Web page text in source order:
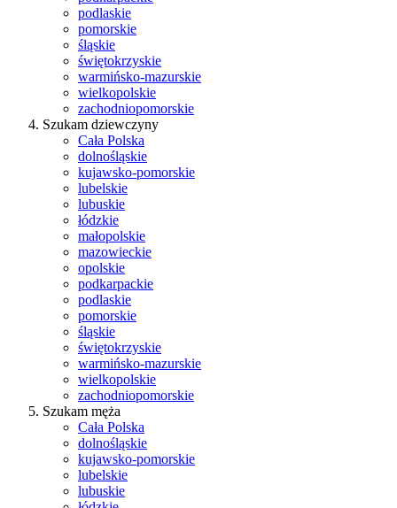
podlaskie
pomorskie
śląskie
świętokrzyskie
warmińsko-mazurskie
wielkopolskie
zachodniopomorskie
Szukam dziewczyny
Cała Polska
dolnośląskie
kujawsko-pomorskie
lubelskie
lubuskie
łódzkie
małopolskie
mazowieckie
opolskie
podkarpackie
podlaskie
pomorskie
śląskie
świętokrzyskie
warmińsko-mazurskie
wielkopolskie
zachodniopomorskie
Szukam męża
Cała Polska
dolnośląskie
kujawsko-pomorskie
lubelskie
lubuskie